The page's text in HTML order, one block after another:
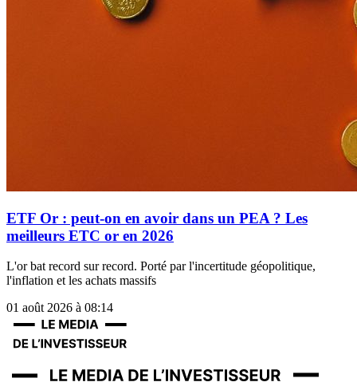
ETF Or : peut-on en avoir dans un PEA ? Les
meilleurs ETC or en 2026
L'or bat record sur record. Porté par l'incertitude géopolitique,
l'inflation et les achats massifs
01 août 2026 à 08:14